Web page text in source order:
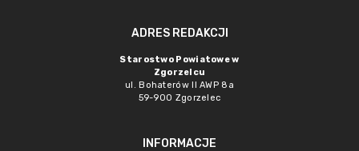
ADRES REDAKCJI
Starostwo Powiatowe w
Zgorzelcu
ul. Bohaterów II AWP 8a
59-900 Zgorzelec
INFORMACJE